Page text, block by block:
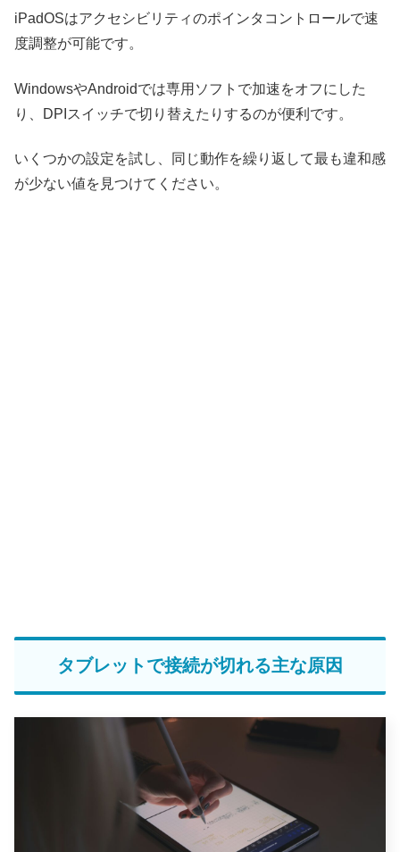
iPadOSはアクセシビリティのポインタコントロールで速
度調整が可能です。
WindowsやAndroidでは専用ソフトで加速をオフにした
り、DPIスイッチで切り替えたりするのが便利です。
いくつかの設定を試し、同じ動作を繰り返して最も違和感
が少ない値を見つけてください。
タブレットで接続が切れる主な原因